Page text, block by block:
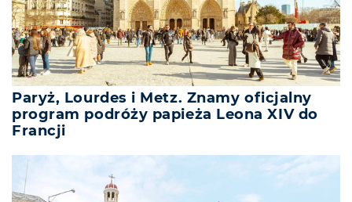
Paryż, Lourdes i Metz. Znamy oficjalny
program podróży papieża Leona XIV do
Francji